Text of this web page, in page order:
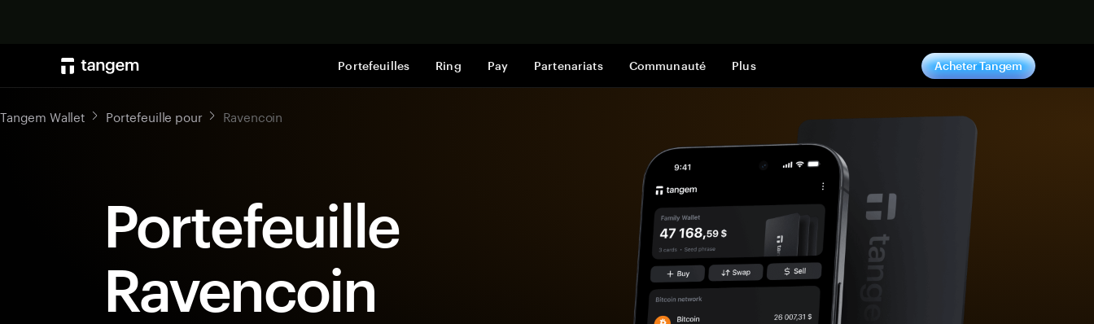
Portefeuilles Ring Pay Partenariats Communauté Plus Acheter Tangem
Tangem Wallet Portefeuille pour Ravencoin
Portefeuille
Ravencoin